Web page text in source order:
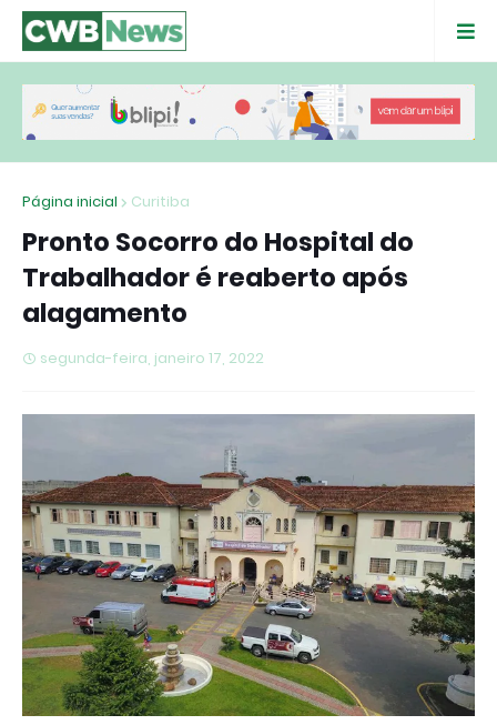
Página inicial Curitiba
Pronto Socorro do Hospital do
Trabalhador é reaberto após
alagamento
segunda-feira, janeiro 17, 2022